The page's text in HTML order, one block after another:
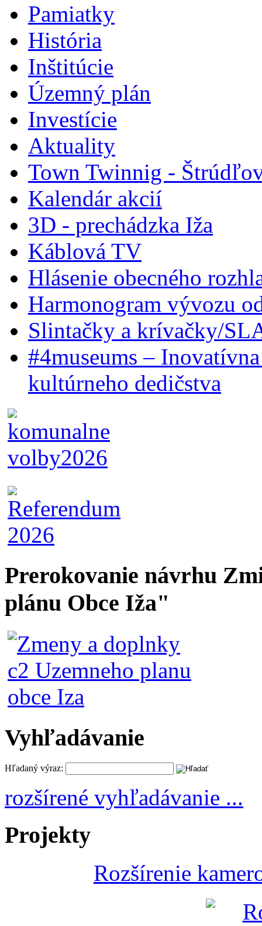
Pamiatky
História
Inštitúcie
Územný plán
Investície
Aktuality
Town Twinnig -
Kalendár akcií
3D - prechádzka Iža
Káblová TV
Hlásenie obecného
Harmonogram vývozu
Slintačky a krívačky/
#4museums –
kultúrneho dedičstva
Prerokovanie návrhu
plánu Obce Iža"
Vyhľadávanie
Hľadaný výraz:
rozšírené vyhľadávanie ...
Projekty
Rozšírenie